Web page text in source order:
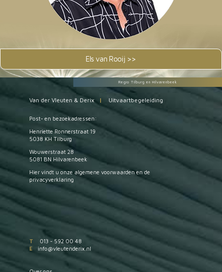
Els van Rooij >>
Regio Tilburg en Hilvarenbeek
Van der Vleuten & Derix | Uitvaartbegeleiding
Post- en bezoekadressen:
Henriette Ronnerstraat 19
5038 KH Tilburg
Wouwerstraat 28
5081 BN Hilvarenbeek
Hier vindt u onze algemene voorwaardenen de
privacyverklaring
T
013 - 592 00 48
E
info@vleutenderix.nl